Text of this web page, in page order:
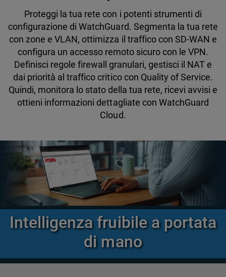
Proteggi la tua rete con i potenti strumenti di
configurazione di WatchGuard. Segmenta la tua rete
con zone e VLAN, ottimizza il traffico con SD-WAN e
configura un accesso remoto sicuro con le VPN.
Definisci regole firewall granulari, gestisci il NAT e
dai priorità al traffico critico con Quality of Service.
Quindi, monitora lo stato della tua rete, ricevi avvisi e
ottieni informazioni dettagliate con WatchGuard
Cloud.
Intelligenza fruibile a portata
di mano